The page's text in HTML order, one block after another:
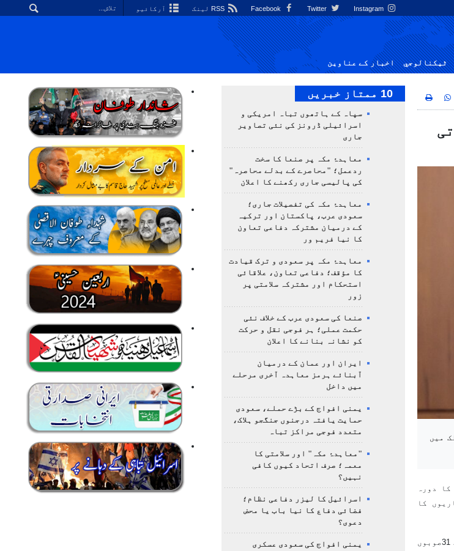
Instagram آرکائیو
ٹيكنالوجي اخبار کے عناوین
میں
دورہ
کا
صدر کے دفتر کے سیکریٹری طباطبائی نے کہا کہ دورے کے دوران صدر مملکت نے ملک کے 31صوبوں
10 ممتاز خبریں
سپاہ کے ہاتھوں تباہ امریکی و
اسرائیلی ڈرونز کی نئی تصاویر
جاری
معاہدۂ مکہ پر صنعا کا سخت
ردعمل؛ "محاصرے کے بدلے محاصرہ"
کی پالیسی جاری رکھنے کا اعلان
معاہدۂ مکہ کی تفصیلات جاری؛
سعودی عرب، پاکستان اور ترکیہ
کے درمیان مشترکہ دفاعی تعاون
کا نیا فریم ور
معاہدۂ مکہ پر سعودی و ترک قیادت
کا مؤقف؛ دفاعی تعاون، علاقائی
استحکام اور مشترکہ سلامتی پر
زور
صنعا کی سعودی عرب کے خلاف نئی
حکمت عملی؛ ہر فوجی نقل و حرکت
کو نشانہ بنانے کا اعلان
ایران اور عمان کے درمیان
آبنائے ہرمز معاہدہ آخری مرحلے
میں داخل
یمنی افواج کے بڑے حملے، سعودی
حمایت یافتہ درجنوں جنگجو ہلاک،
متعدد فوجی مراکز تباہ
"معاہدۂ مکہ" اور سلامتی کا
معمہ؛ صرف اتحاد کیوں کافی
نہیں؟
اسرائیل کا لیزر دفاعی نظام؛
فضائی دفاع کا نیا باب یا محض
دعوی؟
یمنی افواج کی سعودی عسکری